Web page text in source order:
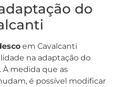
do
em Cavalcanti
na adaptação do
medida que as
é possível modificar